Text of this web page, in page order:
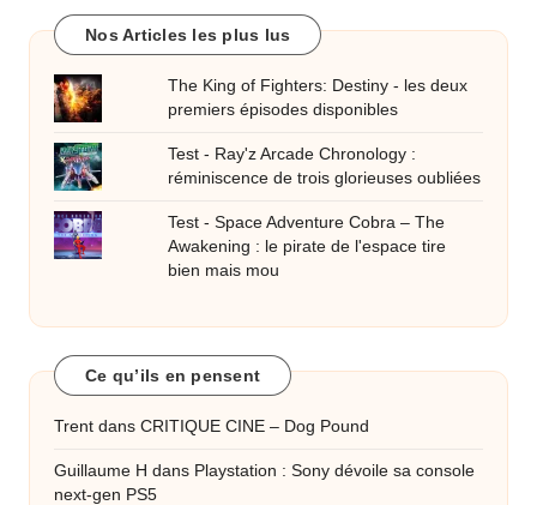
Nos Articles les plus lus
The King of Fighters: Destiny - les deux
premiers épisodes disponibles
Test - Ray'z Arcade Chronology :
réminiscence de trois glorieuses oubliées
Test - Space Adventure Cobra – The
Awakening : le pirate de l'espace tire
bien mais mou
Ce qu’ils en pensent
Trent dans CRITIQUE CINE – Dog Pound
Guillaume H dans Playstation : Sony dévoile sa console
next-gen PS5